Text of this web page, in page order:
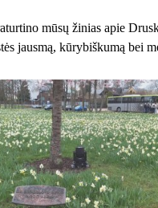
mūsų žinias apie
jausmą, kūrybiškumą bei